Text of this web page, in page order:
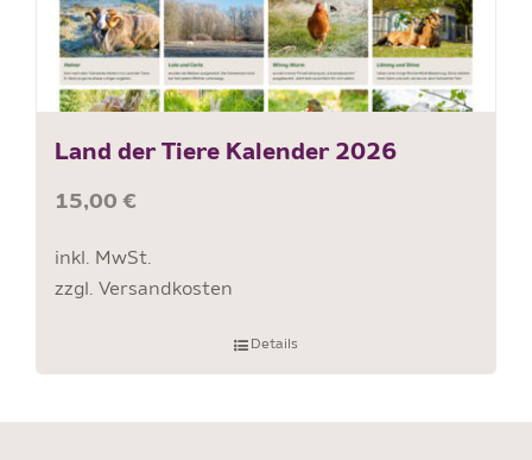
Land der Tiere Kalender 2026
15,00 €
inkl. MwSt.
zzgl. Versandkosten
Details